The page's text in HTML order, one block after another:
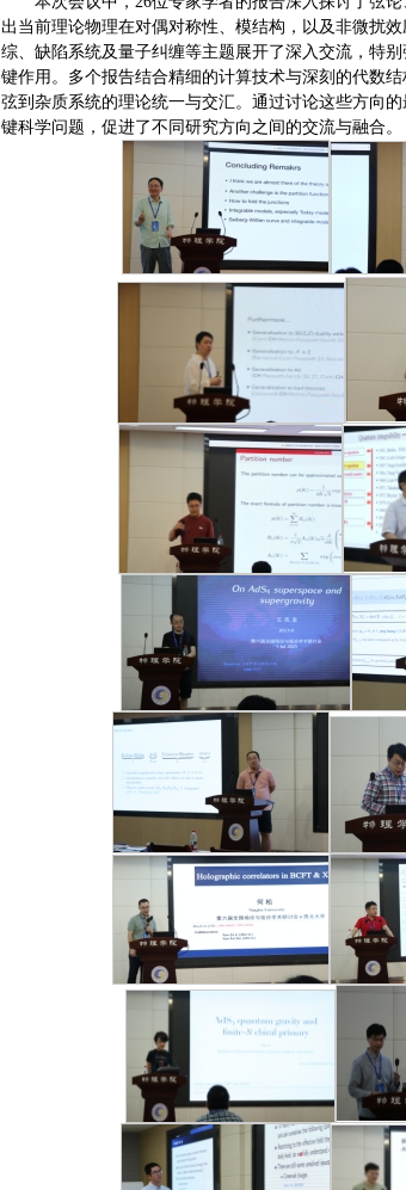
出当前理论物理在对偶对称性、模结构，以及非微扰
综、缺陷系统及量子纠缠等主题展开了深入交流，特
键作用。多个报告结合精细的计算技术与深刻的代数
弦到杂质系统的理论统一与交汇。通过讨论这些方向
键科学问题，促进了不同研究方向之间的交流与融合。